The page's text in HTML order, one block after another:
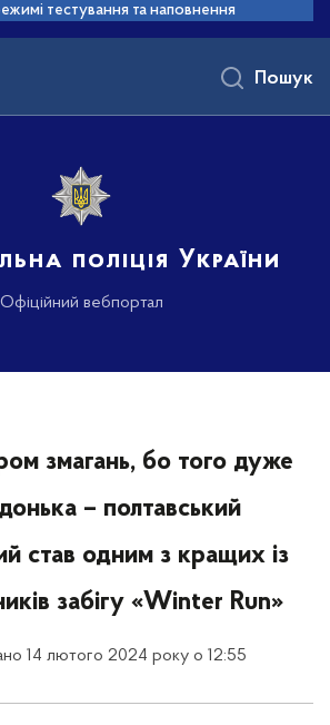
тестування та наповнення
поліція України
Офіційний вебпортал
Пошук
змагань, бо того дуже
– полтавський
став одним з кращих із
забігу «Winter Run»
14 лютого 2024 року о 12:55